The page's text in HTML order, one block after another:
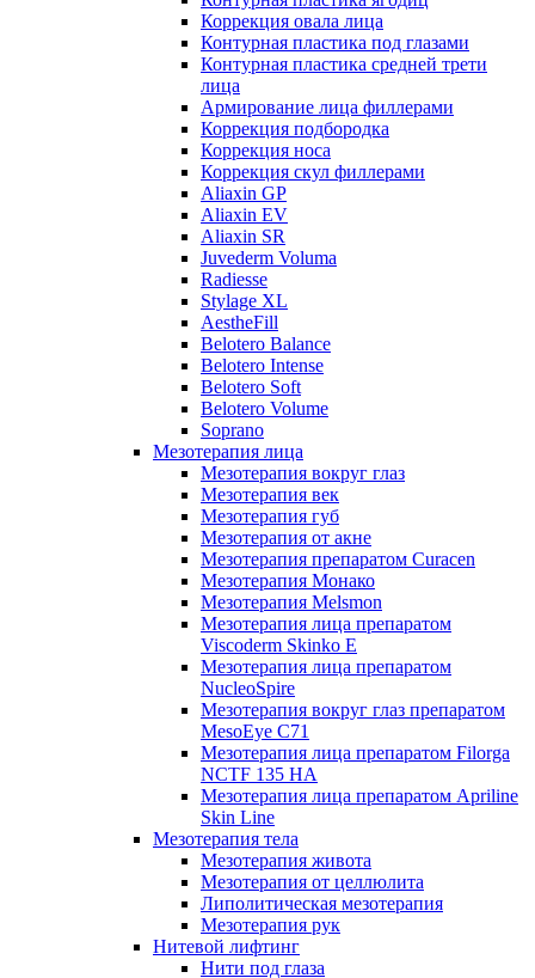
Коррекция овала лица
Контурная пластика под глазами
Контурная пластика средней трети
лица
Армирование лица филлерами
Коррекция подбородка
Коррекция носа
Коррекция скул филлерами
Aliaxin GP
Aliaxin EV
Aliaxin SR
Juvederm Voluma
Radiesse
Stylage XL
AestheFill
Belotero Balance
Belotero Intense
Belotero Soft
Belotero Volume
Soprano
Мезотерапия лица
Мезотерапия вокруг глаз
Мезотерапия век
Мезотерапия губ
Мезотерапия от акне
Мезотерапия препаратом Curacen
Мезотерапия Монако
Мезотерапия Melsmon
Мезотерапия лица препаратом
Viscoderm Skinko E
Мезотерапия лица препаратом
NucleoSpire
Мезотерапия вокруг глаз препаратом
MesoEye С71
Мезотерапия лица препаратом Filorga
NCTF 135 HA
Мезотерапия лица препаратом Apriline
Skin Line
Мезотерапия тела
Мезотерапия живота
Мезотерапия от целлюлита
Липолитическая мезотерапия
Мезотерапия рук
Нитевой лифтинг
Нити под глаза